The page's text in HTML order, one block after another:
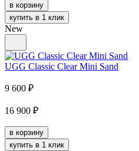
в корзину
купить в 1 клик
New
UGG Classic Clear Mini Sand
9 600 ₽
16 900 ₽
в корзину
купить в 1 клик